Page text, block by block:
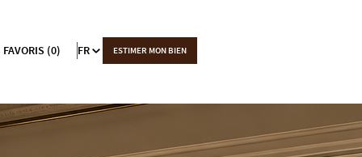
FAVORIS (0) FR ESTIMER MON BIEN